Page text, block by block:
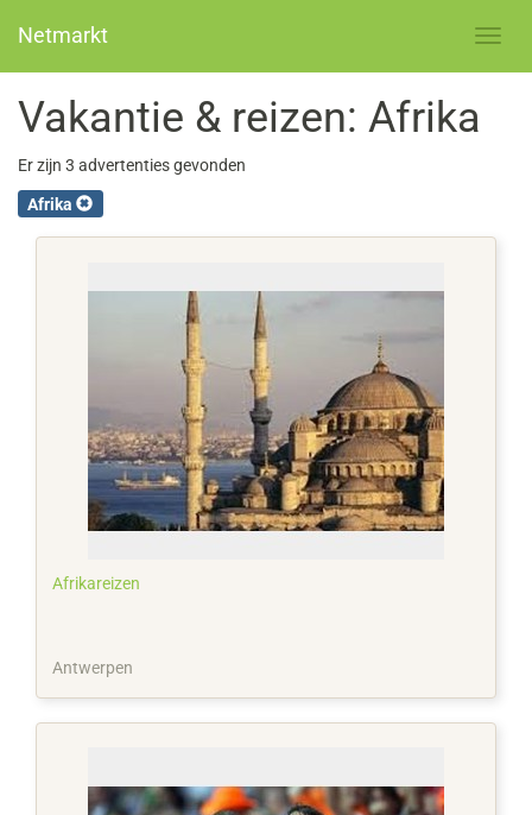
Netmarkt
Vakantie & reizen: Afrika
Er zijn 3 advertenties gevonden
Afrika
Afrikareizen
Antwerpen